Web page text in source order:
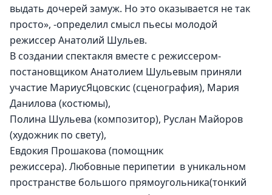
выдать дочерей замуж. Но это оказывается не так
просто», -определил смысл пьесы молодой
режиссер Анатолий Шульев.
В создании спектакля вместе с режиссером-
постановщиком Анатолием Шульевым приняли
участие МариусЯцовскис (сценография), Мария
Данилова (костюмы),
Полина Шульева (композитор), Руслан Майоров
(художник по свету),
Евдокия Прошакова (помощник
режиссера). Любовные перипетии  в уникальном
пространстве большого прямоугольника(тонкий